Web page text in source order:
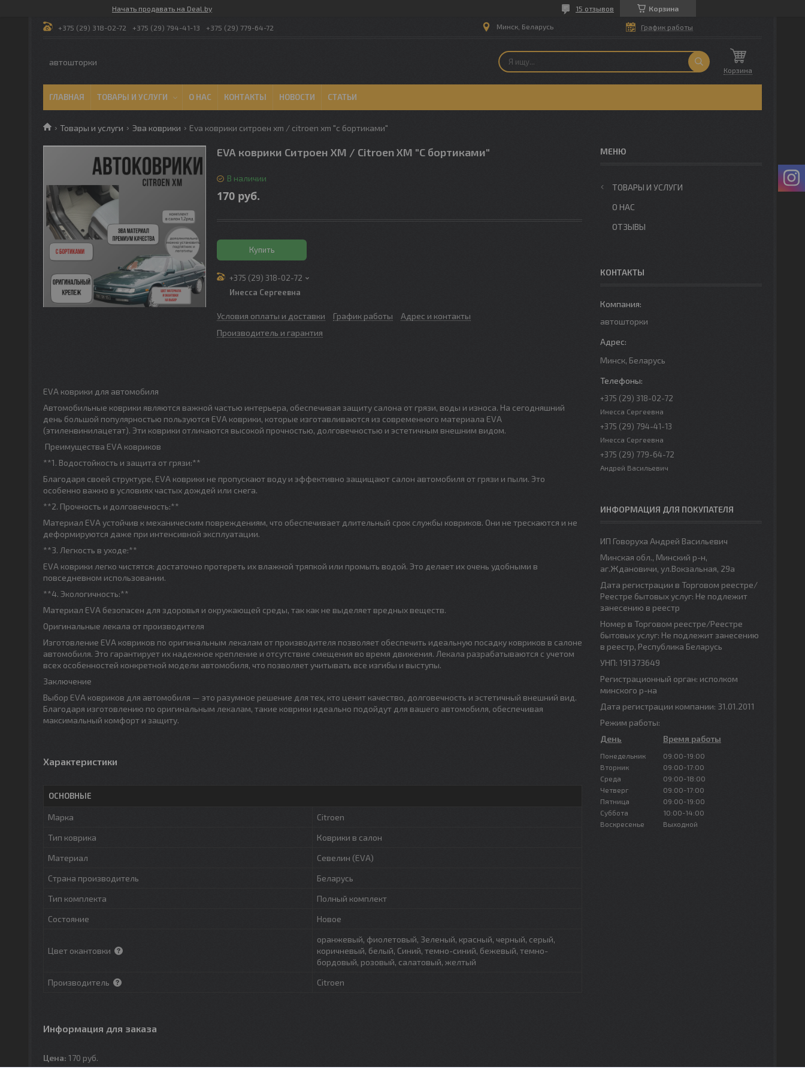
Начать продавать на Deal.by Корзина
15 отзывов
+375 (29) 318-02-72 +375 (29) 794-41-13 +375 (29) 779-64-72 Минск, Беларусь График работы
автошторки
Корзина
ГЛАВНАЯ ТОВАРЫ И УСЛУГИ О НАС КОНТАКТЫ НОВОСТИ СТАТЬИ
Товары и услуги Эва коврики Eva коврики ситроен xm / citroen xm "с бортиками"
EVA коврики Ситроен XM / Citroen XM "С бортиками"
В наличии
170 руб.
Купить
+375 (29) 318-02-72
Инесса Сергеевна
Условия оплаты и доставки График работы
Адрес и контакты
Производитель и гарантия
EVA коврики для автомобиля
Автомобильные коврики являются важной частью интерьера, обеспечивая защиту салона от грязи, воды и износа. На сегодняшний
день большой популярностью пользуются EVA коврики, которые изготавливаются из современного материала EVA
(этиленвинилацетат). Эти коврики отличаются высокой прочностью, долговечностью и эстетичным внешним видом.
Преимущества EVA ковриков
**1. Водостойкость и защита от грязи:**
Благодаря своей структуре, EVA коврики не пропускают воду и эффективно защищают салон автомобиля от грязи и пыли. Это
особенно важно в условиях частых дождей или снега.
**2. Прочность и долговечность:**
Материал EVA устойчив к механическим повреждениям, что обеспечивает длительный срок службы ковриков. Они не трескаются и не
деформируются даже при интенсивной эксплуатации.
**3. Легкость в уходе:**
EVA коврики легко чистятся: достаточно протереть их влажной тряпкой или промыть водой. Это делает их очень удобными в
повседневном использовании.
**4. Экологичность:**
Материал EVA безопасен для здоровья и окружающей среды, так как не выделяет вредных веществ.
Оригинальные лекала от производителя
Изготовление EVA ковриков по оригинальным лекалам от производителя позволяет обеспечить идеальную посадку ковриков в салоне
автомобиля. Это гарантирует их надежное крепление и отсутствие смещения во время движения. Лекала разрабатываются с учетом
всех особенностей конкретной модели автомобиля, что позволяет учитывать все изгибы и выступы.
Заключение
Выбор EVA ковриков для автомобиля — это разумное решение для тех, кто ценит качество, долговечность и эстетичный внешний вид.
Благодаря изготовлению по оригинальным лекалам, такие коврики идеально подойдут для вашего автомобиля, обеспечивая
максимальный комфорт и защиту.
Характеристики
ОСНОВНЫЕ
Марка
Citroen
Тип коврика
Коврики в салон
Материал
Севелин (EVA)
Страна производитель
Беларусь
Тип комплекта
Полный комплект
Состояние
Новое
Цвет окантовки
оранжевый, фиолетовый, Зеленый, красный, черный, серый,
коричневый, белый, Синий, темно-синий, бежевый, темно-
бордовый, розовый, салатовый, желтый
Производитель
Citroen
Информация для заказа
Цена: 170 руб.
ТОВАРЫ И УСЛУГИ
О НАС
ОТЗЫВЫ
КОНТАКТЫ
автошторки
Минск, Беларусь
+375 (29) 318-02-72
Инесса Сергеевна
+375 (29) 794-41-13
Инесса Сергеевна
+375 (29) 779-64-72
Андрей Васильевич
ИНФОРМАЦИЯ ДЛЯ ПОКУПАТЕЛЯ
ИП Говоруха Андрей Васильевич
Минская обл., Минский р-н,
аг.Ждановичи, ул.Вокзальная, 29а
Дата регистрации в Торговом реестре/
Реестре бытовых услуг: Не подлежит
занесению в реестр
Номер в Торговом реестре/Реестре
бытовых услуг: Не подлежит занесению
в реестр, Республика Беларусь
УНП: 191373649
Регистрационный орган: исполком
минского р-на
Дата регистрации компании: 31.01.2011
Режим работы:
День
Время работы
Понедельник
09:00-19:00
Вторник
09:00-17:00
Среда
09:00-18:00
Четверг
09:00-17:00
Пятница
09:00-19:00
Суббота
10:00-14:00
Воскресенье
Выходной